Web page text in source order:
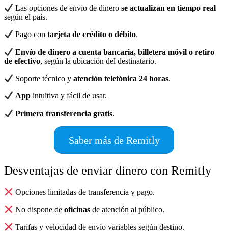
Las opciones de envío de dinero se actualizan en tiempo real
según el país.
Pago contarjeta de crédito o débito.
Envío de dinero a cuenta bancaria, billetera móvil o retiro
de efectivo, según la ubicación del destinatario.
Soporte técnico y atención telefónica 24 horas.
App intuitiva y fácil de usar.
Primera transferencia gratis.
Saber más de Remitly
Desventajas de enviar dinero con Remitly
Opciones limitadas de transferencia y pago.
No dispone deoficinas de atención al público.
Tarifas y velocidad de envío variables según destino.